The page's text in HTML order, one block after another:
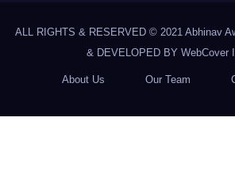
ALL RIGHTS & RESERVED © 2021 Abhinav
& DEVELOPED BY WebCover
About Us Our Team